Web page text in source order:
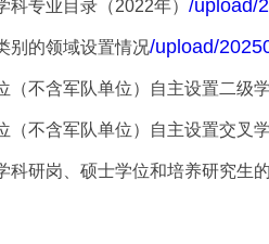
科专业目录（2022年） /upload/
别的领域设置情况/upload/
（不含军队单位）自主设置二级
（不含军队单位）自主设置交叉
科研岗、硕士学位和培养研究生